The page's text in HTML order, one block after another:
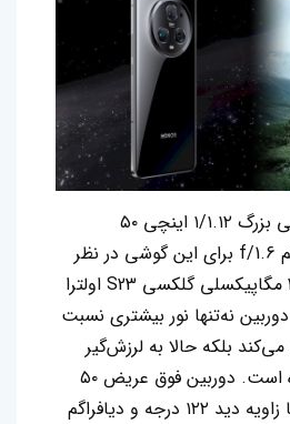
آنر یک سنسور سفارشی بزرگ ۱/۱.۱۲ اینچی ۵۰
مگاپیکسلی با دیافراگم f/1.6 برای این گوشی در نظر
گرفته که از سنسور ۲۰۰ مگاپیکسلی گلکسی S23 اولترا
نه‌تنها نور بیشتری نسبت
جذب می‌کند بلکه حالا به لرزش‌گیر
اپتیکال نیز مجهز شده است. دوربین فوق عریض ۵۰
مگاپیکسلی نیز حالا با زاویه دید ۱۲۲ درجه و دیافراگم